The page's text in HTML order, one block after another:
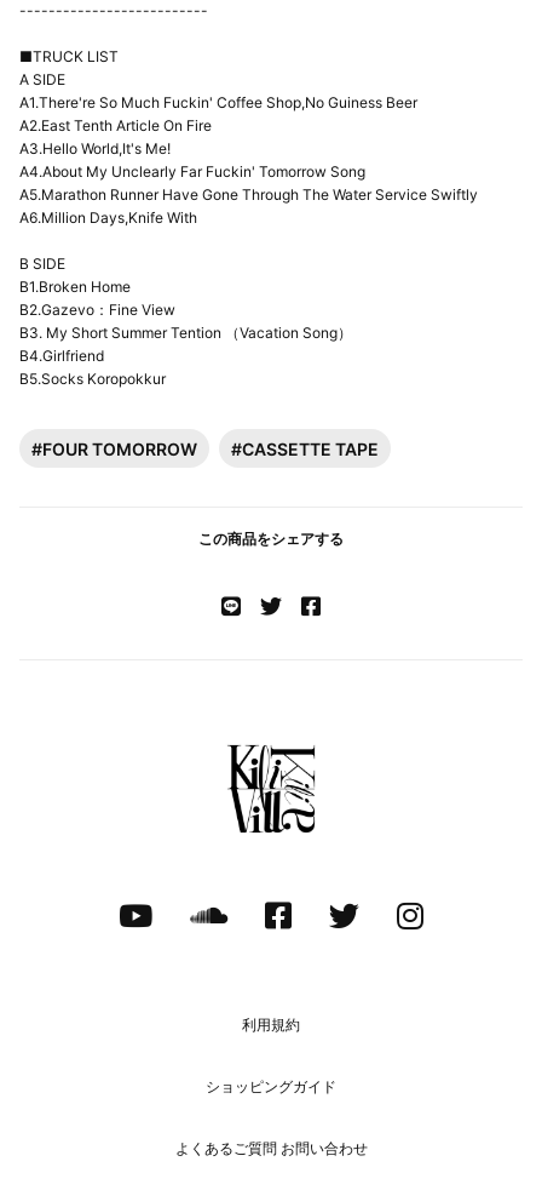
--------------------------
■TRUCK LIST
A SIDE
A1.There're So Much Fuckin' Coffee Shop,No Guiness Beer
A2.East Tenth Article On Fire
A3.Hello World,It's Me!
A4.About My Unclearly Far Fuckin' Tomorrow Song
A5.Marathon Runner Have Gone Through The Water Service Swiftly
A6.Million Days,Knife With
B SIDE
B1.Broken Home
B2.Gazevo：Fine View
B3. My Short Summer Tention （Vacation Song）
B4.Girlfriend
B5.Socks Koropokkur
#FOUR TOMORROW #CASSETTE TAPE
この商品をシェアする
利用規約
ショッピングガイド
よくあるご質問 お問い合わせ